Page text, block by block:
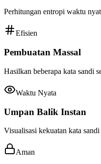
Perhitungan entropi waktu
Efisien
Pembuatan Massal
Hasilkan beberapa kata sandi
Waktu Nyata
Umpan Balik Instan
Visualisasi kekuatan kata
Aman